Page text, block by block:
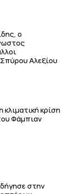
ο
Αλεξίου
κλιματική κρίση
Φάμπιαν
στην